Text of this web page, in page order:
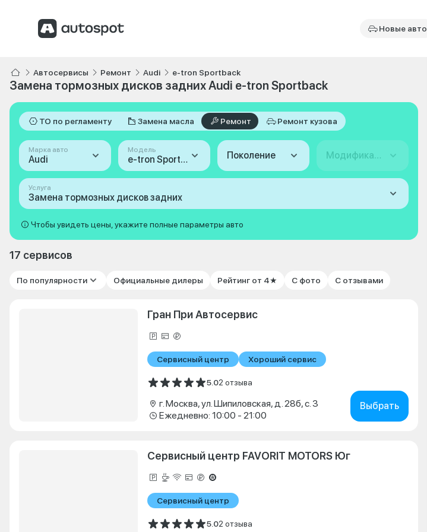
Новые авто
Автосервисы Ремонт Audi e-tron Sportback
Замена тормозных дисков задних Audi e-tron Sportback
ТО по регламенту Замена масла Ремонт Ремонт кузова
Марка авто
Audi
Модель
e-tron Sportback Поколение Модификация
Услуга
Замена тормозных дисков задних
Чтобы увидеть цены, укажите полные параметры авто
17 сервисов
По популярности Официальные дилеры Рейтинг от 4★ С фото С отзывами
Гран При Автосервис
Сервисный центр Хороший сервис
5.02 отзыва
г. Москва, ул. Шипиловская, д. 28б, с. 3
Ежедневно: 10:00 - 21:00
Выбрать
Сервисный центр FAVORIT MOTORS Юг
Сервисный центр
5.02 отзыва